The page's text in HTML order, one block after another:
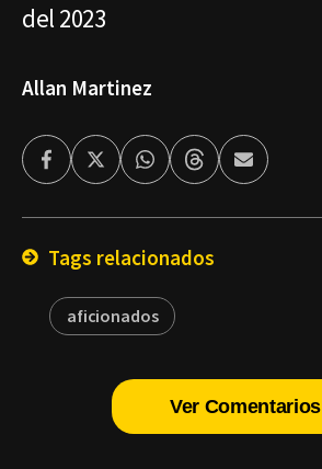
del 2023
Allan Martinez
FacebookTwitterWhatsappThreadsEnviar
por
Tags relacionados
aficionados
Ver Comentarios